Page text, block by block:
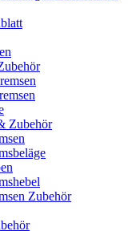
Zubehör
Zubehör